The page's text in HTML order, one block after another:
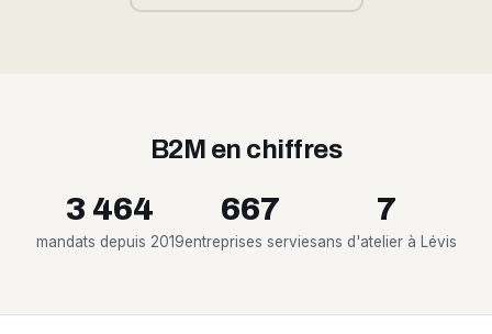
B2M en chiffres
3 464
mandats depuis 2019
667
entreprises servies
7
ans d'atelier à Lévis